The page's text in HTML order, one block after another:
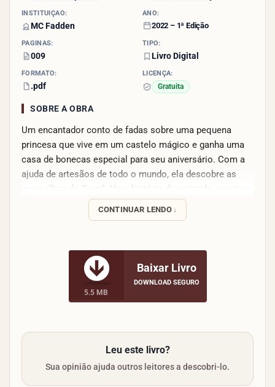
INSTITUIÇÃO:
MC Fadden
ANO:
2022 – 1ª Edição
PÁGINAS:
009
TIPO:
Livro Digital
FORMATO:
.pdf
LICENÇA:
Gratuita
SOBRE A OBRA
Um encantador conto de fadas sobre uma pequena
princesa que vive em um castelo mágico e ganha uma
casa de bonecas especial para seu aniversário. Com a
ajuda de artesãos de todo o mundo, ela descobre as
maravilhas do Brasil. Uma história de amizade, aventura
e descoberta cultural.
CONTINUAR LENDO
5.5 MB
Baixar Livro
DOWNLOAD SEGURO
Leu este livro?
Sua opinião ajuda outros leitores a descobri-lo.